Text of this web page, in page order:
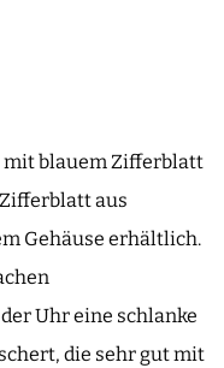
mit blauem Zifferblatt
aus
Gehäuse erhältlich.
Uhr eine schlanke
die sehr gut mit